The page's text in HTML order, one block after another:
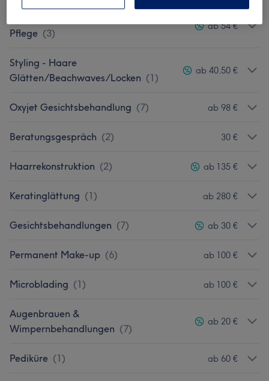
Pflege (3)
ab 54 €
Styling - Haare
Glätten/Beachwaves/Locken (1)
ab 40,50 €
Oxyjet Gesichtsbehandlung (7) ab 98 €
Beratungsgespräch (2) 30 €
Haarrekonstruktion (2) ab 135 €
Keratinglättung (1) ab 280 €
Gesichtsbehandlungen (7) ab 30 €
Permanent Make-up (6) ab 100 €
Microblading (1) ab 100 €
Augenbrauen &
Wimpernbehandlungen (7)
ab 20 €
Pediküre (1) ab 60 €